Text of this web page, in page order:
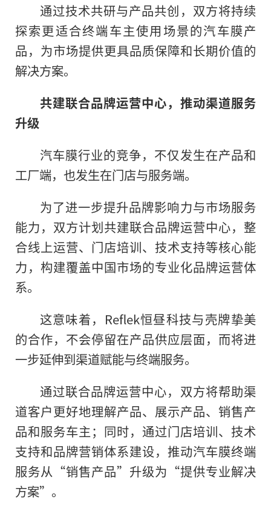
通过技术共研与产品共创，双方将持续
探索更适合终端车主使用场景的汽车膜产
品，为市场提供更具品质保障和长期价值的
解决方案。
共建联合品牌运营中心，推动渠道服务
升级
汽车膜行业的竞争，不仅发生在产品和
工厂端，也发生在门店与服务端。
为了进一步提升品牌影响力与市场服务
能力，双方计划共建联合品牌运营中心，整
合线上运营、门店培训、技术支持等核心能
力，构建覆盖中国市场的专业化品牌运营体
系。
这意味着，Reflek恒昼科技与壳牌挚美
的合作，不会停留在产品供应层面，而将进
一步延伸到渠道赋能与终端服务。
通过联合品牌运营中心，双方将帮助渠
道客户更好地理解产品、展示产品、销售产
品和服务车主；同时，通过门店培训、技术
支持和品牌营销体系建设，推动汽车膜终端
服务从“销售产品”升级为“提供专业解决
方案”。